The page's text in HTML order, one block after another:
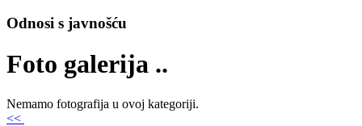
Odnosi s javnošću
Foto galerija ..
Nemamo fotografija u ovoj kategoriji.
<<